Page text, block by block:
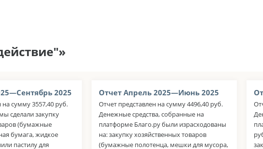
2025
на сумму 3557,40 руб.
сделали закупку
(бумажные
бумага, жидкое
пастилу для
Отчет Апрель 2025—Июнь 2025
Отчет представлен на сумму 4496,40 руб.
Денежные средства, собранные на
платформе Благо.ру были израсходованы
на: закупку хозяйственных товаров
(бумажные полотенца, мешки для мусора,